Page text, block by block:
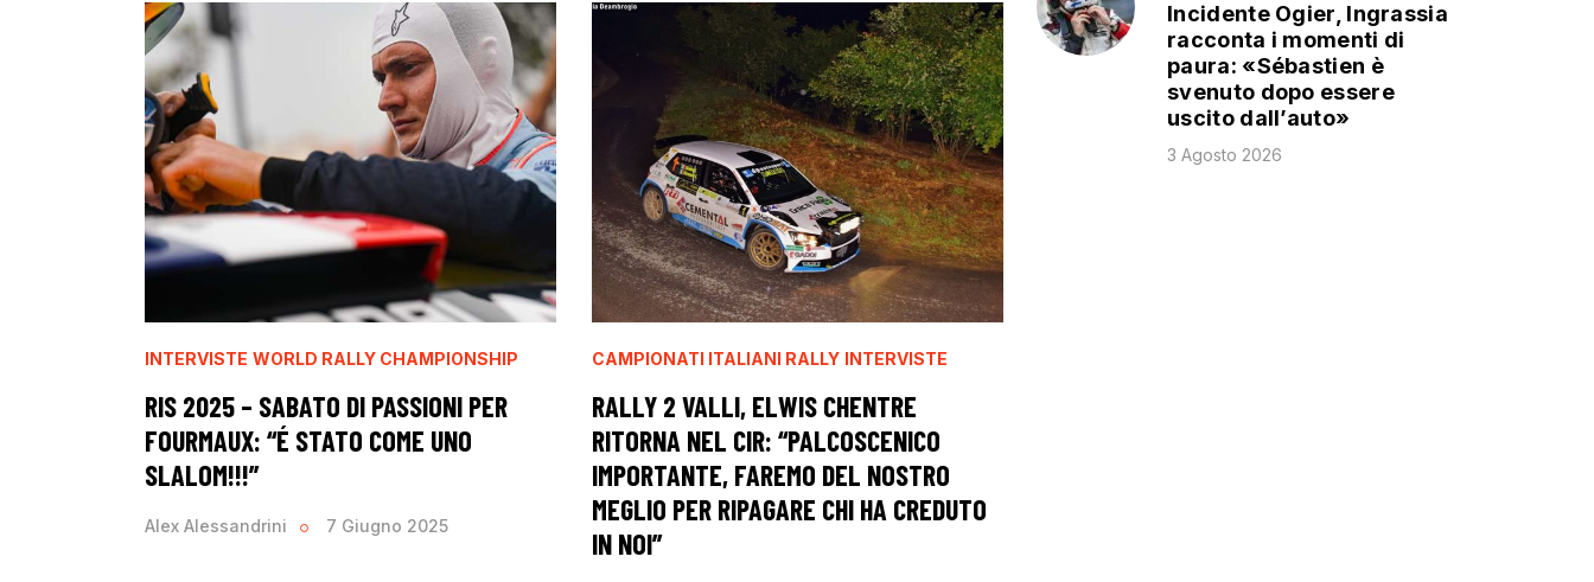
INTERVISTE WORLD RALLY CHAMPIONSHIP
RIS 2025 – SABATO DI PASSIONI PER
FOURMAUX: “É STATO COME UNO
SLALOM!!!”
Alex Alessandrini 7 Giugno 2025
CAMPIONATI ITALIANI RALLY INTERVISTE
RALLY 2 VALLI, ELWIS CHENTRE
RITORNA NEL CIR: “PALCOSCENICO
IMPORTANTE, FAREMO DEL NOSTRO
MEGLIO PER RIPAGARE CHI HA CREDUTO
IN NOI”
Incidente Ogier, Ingrassia
racconta i momenti di
paura: «Sébastien è
svenuto dopo essere
uscito dall’auto»
3 Agosto 2026